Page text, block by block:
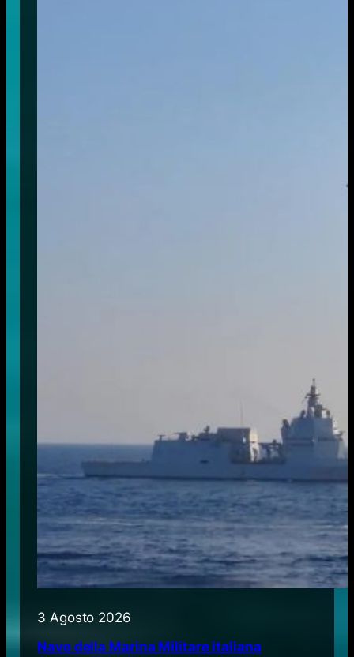
3 Agosto 2026
Nave della Marina Militare italiana